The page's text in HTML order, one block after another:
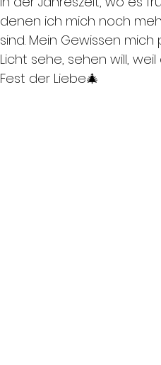
denen ich mich noch
sind. Mein Gewissen
Licht sehe, sehen will,
Fest der Liebe🎄